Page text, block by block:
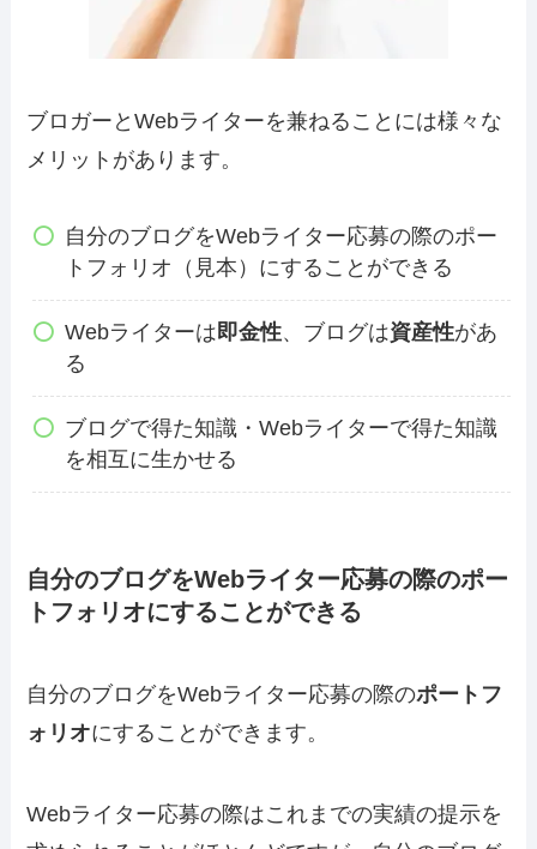
ブロガーとWebライターを兼ねることには様々な
メリットがあります。
自分のブログをWebライター応募の際のポー
トフォリオ （見本）にすることができる
Webライターは即金性、ブログは資産性があ
る
ブログで得た知識・Webライターで得た知識
を相互に生かせる
自分のブログをWebライター応募の際のポー
トフォリオにすることができる
自分のブログをWebライター応募の際のポートフ
ォリオにすることができます。
Webライター応募の際はこれまでの実績の提示を